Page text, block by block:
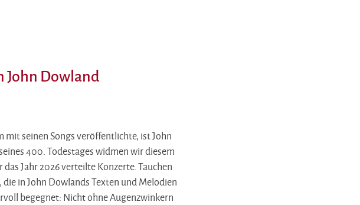
John Dowland
mit seinen Songs veröffentlichte, ist John
400. Todestages widmen wir diesem
das Jahr 2026 verteilte Konzerte. Tauchen
in John Dowlands Texten und Melodien
begegnet: Nicht ohne Augenzwinkern